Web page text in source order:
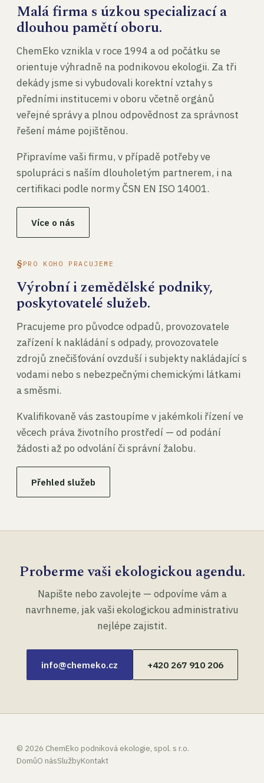
Malá firma s úzkou specializací a
dlouhou pamětí oboru.
ChemEko vznikla v roce 1994 a od počátku se
orientuje výhradně na podnikovou ekologii. Za tři
dekády jsme si vybudovali korektní vztahy s
předními institucemi v oboru včetně orgánů
veřejné správy a plnou odpovědnost za správnost
řešení máme pojištěnou.
Připravíme vaši firmu, v případě potřeby ve
spolupráci s naším dlouholetým partnerem, i na
certifikaci podle normy ČSN EN ISO 14001.
Více o nás
PRO KOHO PRACUJEME
Výrobní i zemědělské podniky,
poskytovatelé služeb.
Pracujeme pro původce odpadů, provozovatele
zařízení k nakládání s odpady, provozovatele
zdrojů znečišťování ovzduší i subjekty nakládající s
vodami nebo s nebezpečnými chemickými látkami
a směsmi.
Kvalifikovaně vás zastoupíme v jakémkoli řízení ve
věcech práva životního prostředí — od podání
žádosti až po odvolání či správní žalobu.
Přehled služeb
Proberme vaši ekologickou agendu.
Napište nebo zavolejte — odpovíme vám a
navrhneme, jak vaši ekologickou administrativu
nejlépe zajistit.
info@chemeko.cz +420 267 910 206
© 2026 ChemEko podniková ekologie, spol. s r.o.
DomůO násSlužbyKontakt